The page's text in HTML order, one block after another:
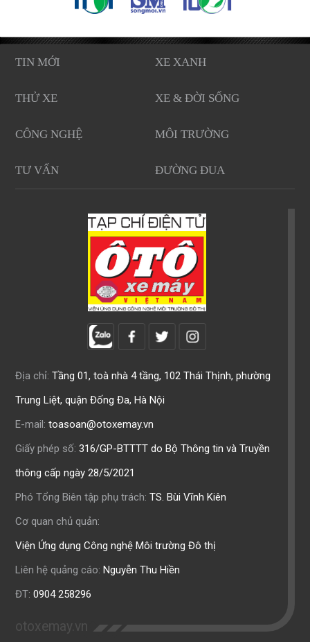
TIN MỚI XE XANH
THỬ XE XE & ĐỜI SỐNG
CÔNG NGHỆ MÔI TRƯỜNG
TƯ VẤN ĐƯỜNG ĐUA
Địa chỉ: Tầng 01, toà nhà 4 tầng, 102 Thái Thịnh, phường
Trung Liệt, quận Đống Đa, Hà Nội
E-mail: toasoan@otoxemay.vn
Giấy phép số: 316/GP-BTTTT do Bộ Thông tin và Truyền
thông cấp ngày 28/5/2021
Phó Tổng Biên tập phụ trách: TS. Bùi Vĩnh Kiên
Cơ quan chủ quản:
Viện Ứng dụng Công nghệ Môi trường Đô thị
Liên hệ quảng cáo: Nguyễn Thu Hiền
ĐT: 0904 258296
otoxemay.vn